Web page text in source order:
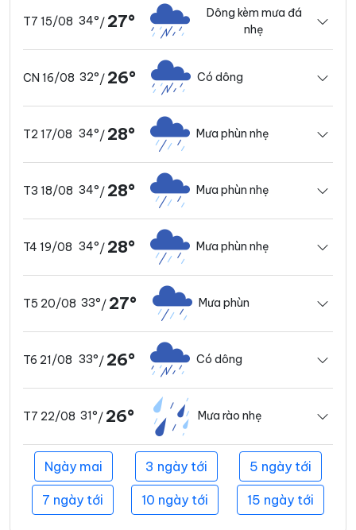
T7 15/08 34°/ 27°
Dông kèm mưa đá
nhẹ
CN 16/08 32°/ 26° Có dông
T2 17/08 34°/ 28° Mưa phùn nhẹ
T3 18/08 34°/ 28° Mưa phùn nhẹ
T4 19/08 34°/ 28° Mưa phùn nhẹ
T5 20/08 33°/ 27° Mưa phùn
T6 21/08 33°/ 26° Có dông
T7 22/08 31°/ 26° Mưa rào nhẹ
Ngày mai 3 ngày tới 5 ngày tới
7 ngày tới 10 ngày tới 15 ngày tới